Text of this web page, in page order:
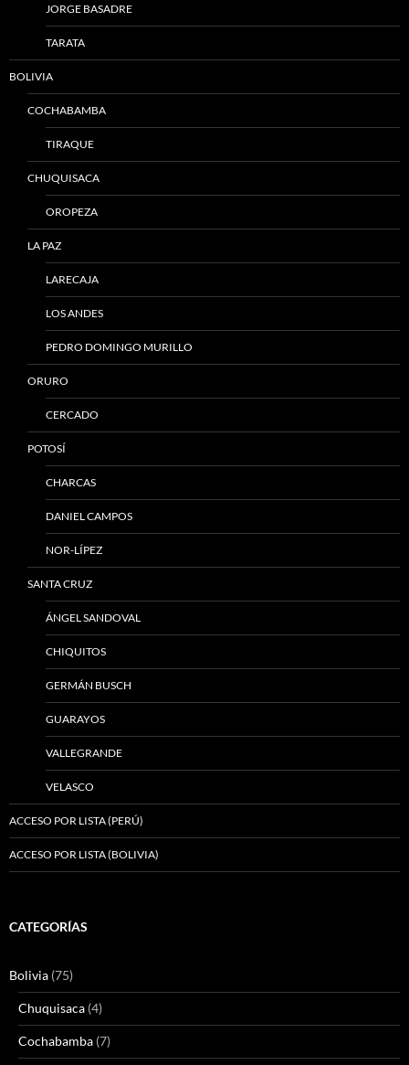
JORGE BASADRE
TARATA
BOLIVIA
COCHABAMBA
TIRAQUE
CHUQUISACA
OROPEZA
LA PAZ
LARECAJA
LOS ANDES
PEDRO DOMINGO MURILLO
ORURO
CERCADO
POTOSÍ
CHARCAS
DANIEL CAMPOS
NOR-LÍPEZ
SANTA CRUZ
ÁNGEL SANDOVAL
CHIQUITOS
GERMÁN BUSCH
GUARAYOS
VALLEGRANDE
VELASCO
ACCESO POR LISTA (PERÚ)
ACCESO POR LISTA (BOLIVIA)
CATEGORÍAS
Bolivia (75)
Chuquisaca (4)
Cochabamba (7)